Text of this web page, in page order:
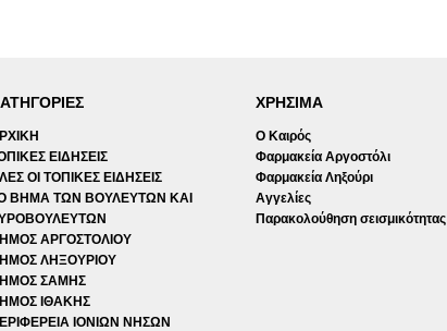
ΕΙΔΗΣΕΙΣ
ΟΙ ΤΟΠΙΚΕΣ ΕΙΔΗΣΕΙΣ
ΒΗΜΑ ΤΩΝ ΒΟΥΛΕΥΤΩΝ ΚΑΙ
ΑΡΓΟΣΤΟΛΙΟΥ
ΛΗΞΟΥΡΙΟΥ
ΣΑΜΗΣ
ΙΘΑΚΗΣ
ΙΟΝΙΩΝ ΝΗΣΩΝ
ΧΡΗΣΙΜΑ
Ο Καιρός
Φαρμακεία Αργοστόλι
Φαρμακεία Ληξούρι
Αγγελίες
Παρακολούθηση σεισμικότητας